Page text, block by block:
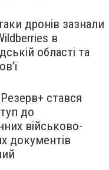
дронів зазнали
в
області та
стався
до
військово-
документів